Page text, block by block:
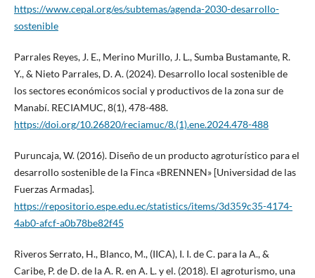
https://www.cepal.org/es/subtemas/agenda-2030-desarrollo-
sostenible
Parrales Reyes, J. E., Merino Murillo, J. L., Sumba Bustamante, R.
Y., & Nieto Parrales, D. A. (2024). Desarrollo local sostenible de
los sectores económicos social y productivos de la zona sur de
Manabí. RECIAMUC, 8(1), 478-488.
https://doi.org/10.26820/reciamuc/8.(1).ene.2024.478-488
Puruncaja, W. (2016). Diseño de un producto agroturístico para el
desarrollo sostenible de la Finca «BRENNEN» [Universidad de las
Fuerzas Armadas].
https://repositorio.espe.edu.ec/statistics/items/3d359c35-4174-
4ab0-afcf-a0b78be82f45
Riveros Serrato, H., Blanco, M., (IICA), I. I. de C. para la A., &
Caribe, P. de D. de la A. R. en A. L. y el. (2018). El agroturismo, una